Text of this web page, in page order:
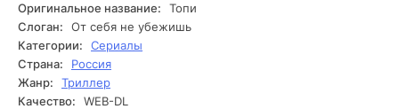
предательскими планами автохтонных жителей, которые
готовы на всё, чтобы защитить свои секреты. Иван
оказывается в ловушке и вынужден вырабатывать
решение между спасением себя и разоблачением
неприглядной правды. Способен ли он вырваться из
объятий Топи, или станет её следующей жертвой?
Оригинальное название:
Топи
Слоган:
От себя не убежишь
Категории:
Сериалы
Страна:
Россия
Жанр:
Триллер
Качество:
WEB-DL